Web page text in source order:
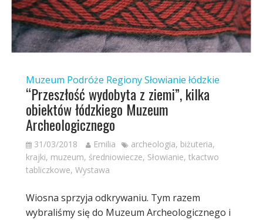
Muzeum Podróże RegionySłowianie łódzkie
“Przeszłość wydobyta z ziemi”, kilka
obiektów łódzkiego Muzeum
Archeologicznego
31/03/2018 Emilia archeologia, biżuteria,
krajki, muzeum, średniowiecze, Słowianie, tkactwo
tabliczkowe, Wystawa
Wiosna sprzyja odkrywaniu. Tym razem
wybraliśmy się do Muzeum Archeologicznego i